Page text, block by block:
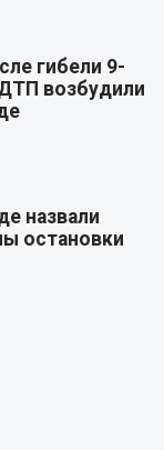
гибели 9-
возбудили
назвали
остановки